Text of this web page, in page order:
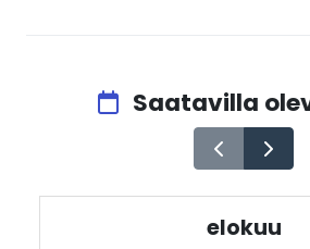
Saatavilla
elokuu